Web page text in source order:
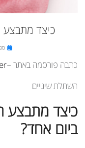
כיצד מתבצע
כתבה פורסמה באתר –
השתלת שיניים
כיצד מתבצע
ביום אחד?